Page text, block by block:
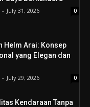
- July 31, 2026 0
Helm Arai: Konsep
yang Elegan dan
- July 29, 2026 0
Kendaraan Tanpa